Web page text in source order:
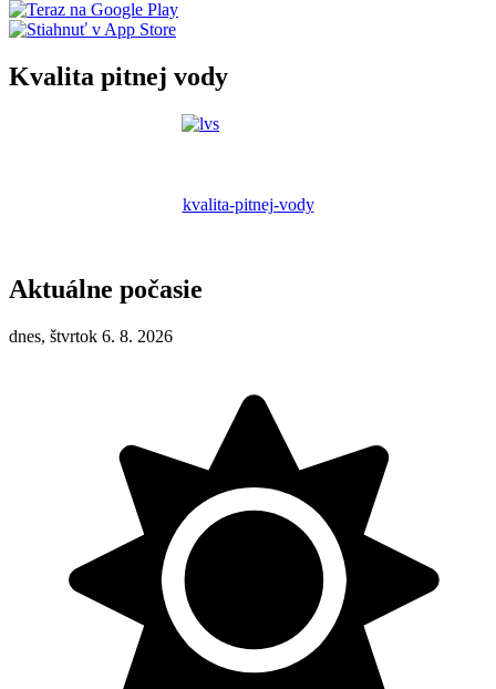
Kvalita pitnej vody
kvalita-pitnej-vody
Aktuálne počasie
dnes, štvrtok 6. 8. 2026